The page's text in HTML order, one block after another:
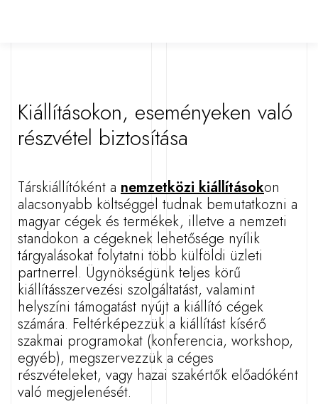
Kiállításokon, eseményeken való
részvétel biztosítása
Társkiállítóként a nemzetközi kiállításokon
alacsonyabb költséggel tudnak bemutatkozni a
magyar cégek és termékek, illetve a nemzeti
standokon a cégeknek lehetősége nyílik
tárgyalásokat folytatni több külföldi üzleti
partnerrel. Ügynökségünk teljes körű
kiállításszervezési szolgáltatást, valamint
helyszíni támogatást nyújt a kiállító cégek
számára. Feltérképezzük a kiállítást kísérő
szakmai programokat (konferencia, workshop,
egyéb), megszervezzük a céges
részvételeket, vagy hazai szakértők előadóként
való megjelenését.